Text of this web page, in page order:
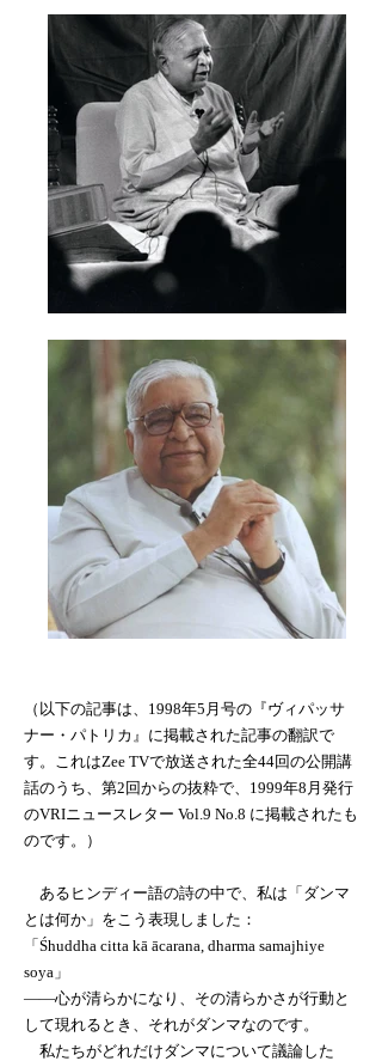
（以下の記事は、1998年5月号の『ヴィパッサ
ナー・パトリカ』に掲載された記事の翻訳で
す。これはZee TVで放送された全44回の公開講
話のうち、第2回からの抜粋で、1999年8月発行
のVRIニュースレター Vol.9 No.8 に掲載されたも
のです。）
あるヒンディー語の詩の中で、私は「ダンマ
とは何か」をこう表現しました：
「Śhuddha citta kā ācarana, dharma samajhiye
soya」
――心が清らかになり、その清らかさが行動と
して現れるとき、それがダンマなのです。
私たちがどれだけダンマについて議論した